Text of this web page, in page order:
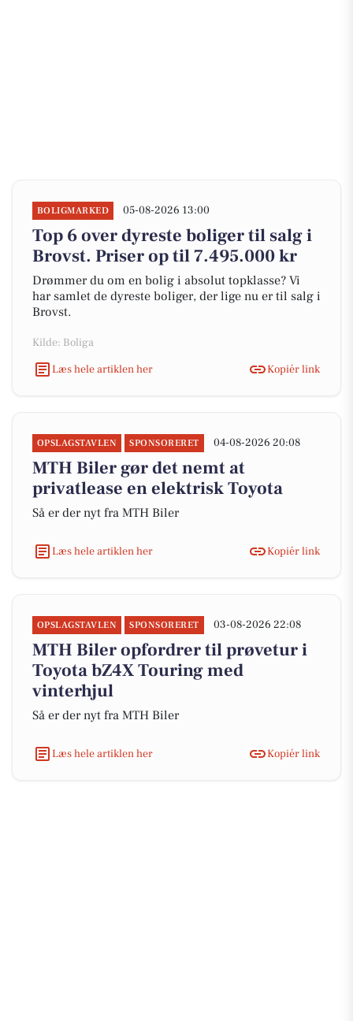
BOLIGMARKED 05-08-2026 13:00
Top 6 over dyreste boliger til salg i
Brovst. Priser op til 7.495.000 kr
Drømmer du om en bolig i absolut topklasse? Vi
har samlet de dyreste boliger, der lige nu er til salg i
Brovst.
Kilde: Boliga
Læs hele artiklen her
Kopiér link
OPSLAGSTAVLEN SPONSORERET 04-08-2026 20:08
MTH Biler gør det nemt at
privatlease en elektrisk Toyota
Så er der nyt fra MTH Biler
Læs hele artiklen her Kopiér link
OPSLAGSTAVLEN SPONSORERET 03-08-2026 22:08
MTH Biler opfordrer til prøvetur i
Toyota bZ4X Touring med
vinterhjul
Så er der nyt fra MTH Biler
Læs hele artiklen her Kopiér link